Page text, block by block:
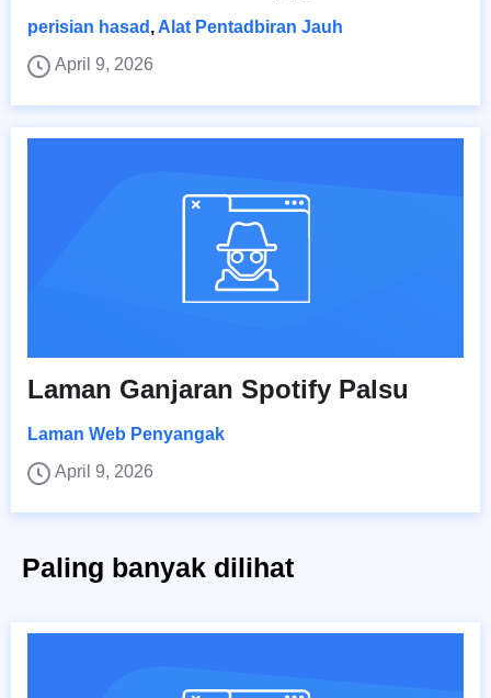
perisian hasad , Alat Pentadbiran Jauh
April 9, 2026
Laman Ganjaran Spotify Palsu
Laman Web Penyangak
April 9, 2026
Paling banyak dilihat